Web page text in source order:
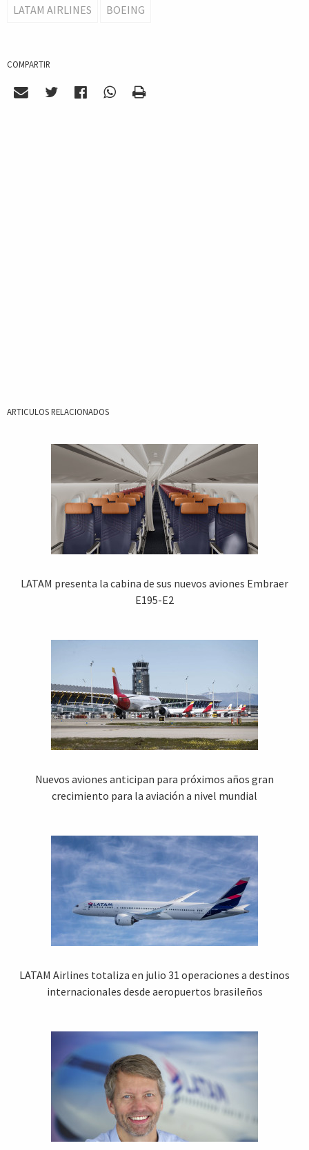
LATAM AIRLINES BOEING
COMPARTIR
ARTICULOS RELACIONADOS
LATAM presenta la cabina de sus nuevos aviones Embraer
E195-E2
Nuevos aviones anticipan para próximos años gran
crecimiento para la aviación a nivel mundial
LATAM Airlines totaliza en julio 31 operaciones a destinos
internacionales desde aeropuertos brasileños